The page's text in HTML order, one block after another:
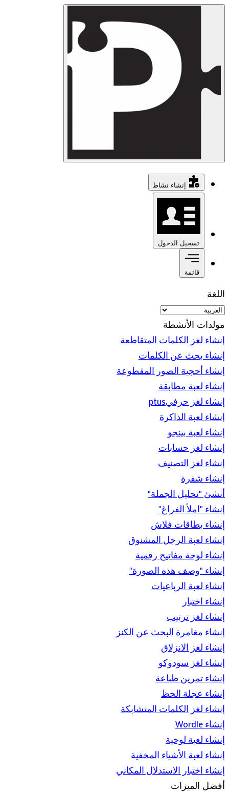
إنشاء نشاط
تسجيل الدخول
قائمة
اللغة
مولدات الأنشطة
إنشاء لغز الكلمات المتقاطعة
إنشاء بحث عن الكلمات
إنشاء أحجية الصور المقطوعة
إنشاء لعبة مطابقة
إنشاء لغز حرفيptus
إنشاء لعبة الذاكرة
إنشاء لعبة بينجو
إنشاء لغز حسابات
إنشاء لغز التصنيف
إنشاء شفرة
أنشئ "تحليل الجملة"
إنشاء "املأ الفراغ"
إنشاء بطاقات فلاش
إنشاء لعبة الرجل المشنوق
إنشاء لوحة مفاتيح رقمية
إنشاء "وصف هذه الصورة"
إنشاء لعبة الرباعيات
إنشاء اختبار
إنشاء لغز ترتيب
إنشاء مغامرة البحث عن الكنز
إنشاء لغز الانزلاق
إنشاء لغز سودوكو
إنشاء تمرين طباعة
إنشاء عجلة الحظ
إنشاء لغز الكلمات المتشابكة
إنشاء Wordle
إنشاء لعبة لوحية
إنشاء لعبة الأشياء المخفية
إنشاء اختبار الاستدلال المكاني
أفضل الميزات